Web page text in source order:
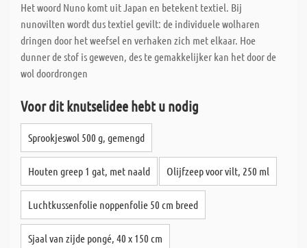
Het woord Nuno komt uit Japan en betekent textiel. Bij
nunovilten wordt dus textiel gevilt: de individuele wolharen
dringen door het weefsel en verhaken zich met elkaar. Hoe
dunner de stof is geweven, des te gemakkelijker kan het door de
wol doordrongen
Voor dit knutselidee hebt u nodig
Sprookjeswol 500 g, gemengd
Houten greep 1 gat, met naald Olijfzeep voor vilt, 250 ml
Luchtkussenfolie noppenfolie 50 cm breed
Sjaal van zijde pongé, 40 x 150 cm